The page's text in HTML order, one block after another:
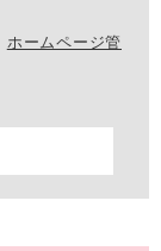
ホームページ管